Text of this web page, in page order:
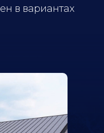
в вариантах